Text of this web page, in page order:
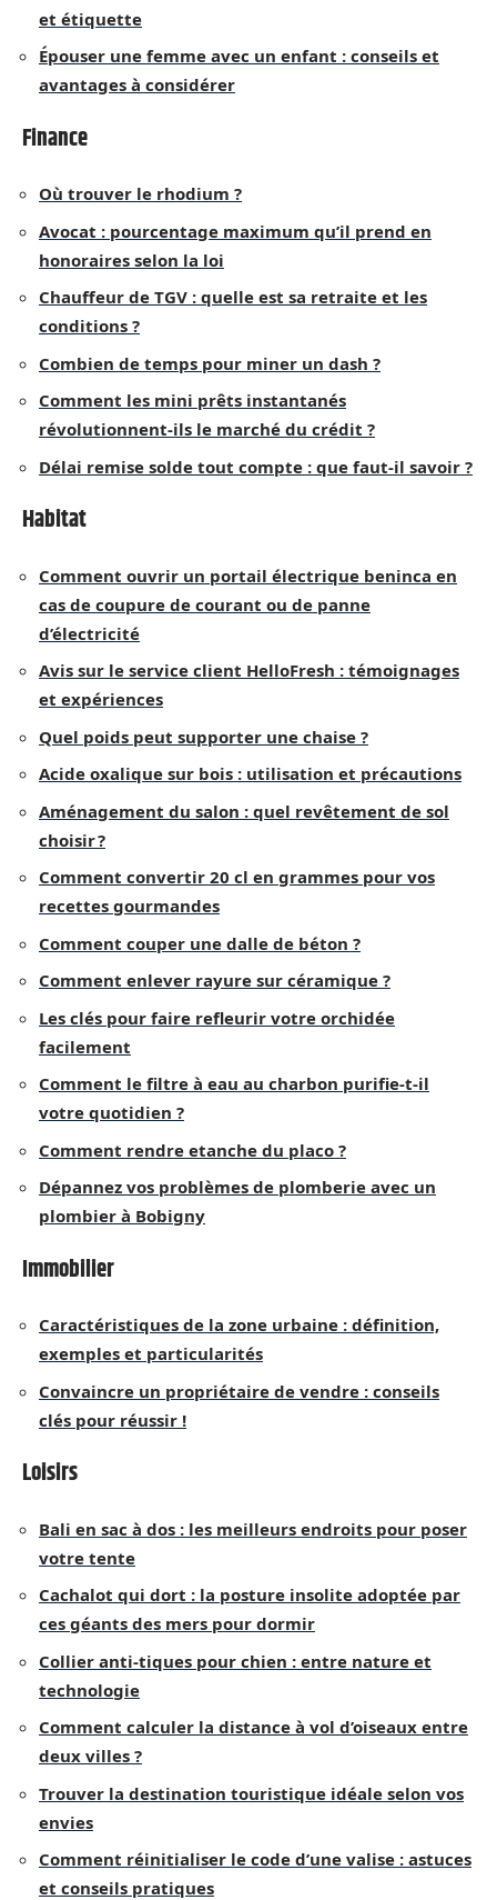
et étiquette
Épouser une femme avec un enfant : conseils et
avantages à considérer
Finance
Où trouver le rhodium ?
Avocat : pourcentage maximum qu’il prend en
honoraires selon la loi
Chauffeur de TGV : quelle est sa retraite et les
conditions ?
Combien de temps pour miner un dash ?
Comment les mini prêts instantanés
révolutionnent-ils le marché du crédit ?
Délai remise solde tout compte : que faut-il savoir ?
Habitat
Comment ouvrir un portail électrique beninca en
cas de coupure de courant ou de panne
d’électricité
Avis sur le service client HelloFresh : témoignages
et expériences
Quel poids peut supporter une chaise ?
Acide oxalique sur bois : utilisation et précautions
Aménagement du salon : quel revêtement de sol
choisir ?
Comment convertir 20 cl en grammes pour vos
recettes gourmandes
Comment couper une dalle de béton ?
Comment enlever rayure sur céramique ?
Les clés pour faire refleurir votre orchidée
facilement
Comment le filtre à eau au charbon purifie-t-il
votre quotidien ?
Comment rendre etanche du placo ?
Dépannez vos problèmes de plomberie avec un
plombier à Bobigny
Immobilier
Caractéristiques de la zone urbaine : définition,
exemples et particularités
Convaincre un propriétaire de vendre : conseils
clés pour réussir !
Loisirs
Bali en sac à dos : les meilleurs endroits pour poser
votre tente
Cachalot qui dort : la posture insolite adoptée par
ces géants des mers pour dormir
Collier anti-tiques pour chien : entre nature et
technologie
Comment calculer la distance à vol d’oiseaux entre
deux villes ?
Trouver la destination touristique idéale selon vos
envies
Comment réinitialiser le code d’une valise : astuces
et conseils pratiques